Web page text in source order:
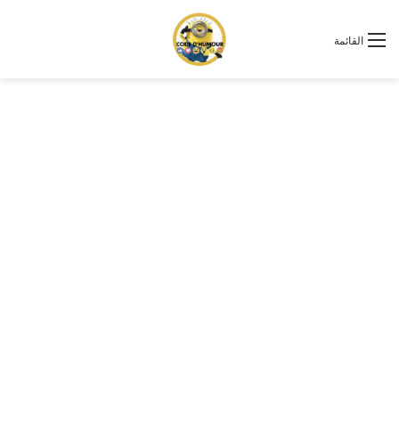
القائمة